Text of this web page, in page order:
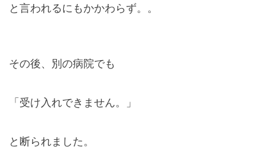
と言われるにもかかわらず。。
その後、別の病院でも
「受け入れできません。」
と断られました。